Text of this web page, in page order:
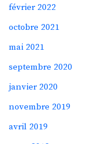
février 2022
octobre 2021
mai 2021
septembre 2020
janvier 2020
novembre 2019
avril 2019